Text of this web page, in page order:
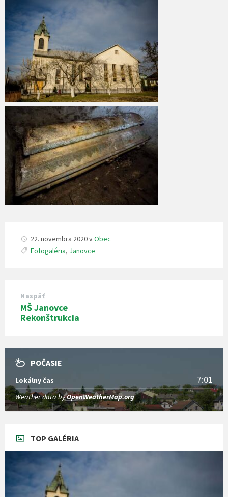
22. novembra 2020vObec
Fotogaléria, Janovce
Naspäť
MŠ Janovce
Rekonštrukcia
POČASIE
Lokálny čas 7:01
Weather data byOpenWeatherMap.org
TOP GALÉRIA